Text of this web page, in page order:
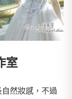
室
然妝感，不過